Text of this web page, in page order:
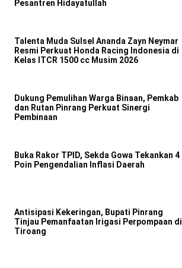
Pesantren Hidayatullah
Talenta Muda Sulsel Ananda Zayn Neymar
Resmi Perkuat Honda Racing Indonesia di
Kelas ITCR 1500 cc Musim 2026
Dukung Pemulihan Warga Binaan, Pemkab
dan Rutan Pinrang Perkuat Sinergi
Pembinaan
Buka Rakor TPID, Sekda Gowa Tekankan 4
Poin Pengendalian Inflasi Daerah
Antisipasi Kekeringan, Bupati Pinrang
Tinjau Pemanfaatan Irigasi Perpompaan di
Tiroang